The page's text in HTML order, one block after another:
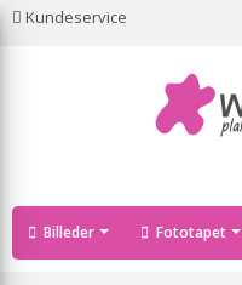
Kundeservice
Billeder Fototapet